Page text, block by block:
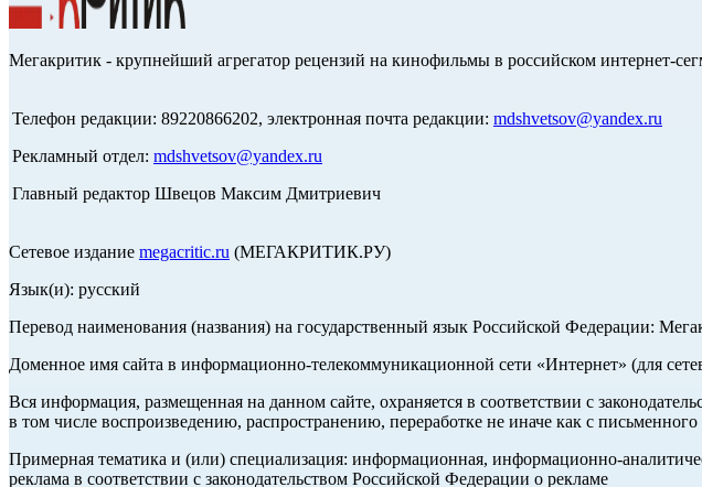
Мегакритик - крупнейший агрегатор рецензий на кинофильмы в российском интернет-
Телефон редакции: 89220866202, электронная почта редакции: mdshvetsov@yandex.ru
Рекламный отдел: mdshvetsov@yandex.ru
Главный редактор Швецов Максим Дмитриевич
Сетевое издание megacritic.ru (МЕГАКРИТИК.РУ)
Язык(и): русский
Перевод наименования (названия) на государственный язык Российской Федерации:
Доменное имя сайта в информационно-телекоммуникационной сети «Интернет» (для
Вся информация, размещенная на данном сайте, охраняется в соответствии с
в том числе воспроизведению, распространению, переработке не иначе как с письменного
Примерная тематика и (или) специализация: информационная, информационно-
реклама в соответствии с законодательством Российской Федерации о рекламе